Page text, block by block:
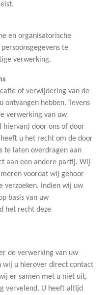
en organisatorische
te
verwerking.
of verwijdering van de
ontvangen hebben. Tevens
verwerking van uw
hiervan) door ons of door
u het recht om de door
te laten overdragen aan
aan een andere partij. Wij
voordat wij gehoor
verzoeken. Indien wij uw
basis van uw
het recht deze
de verwerking van uw
wij u hierover direct contact
er samen met u niet uit,
vervelend. U heeft altijd